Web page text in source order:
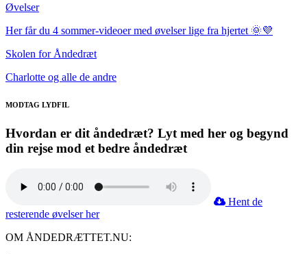
Øvelser
Her får du 4 sommer-videoer med øvelser lige fra hjertet 🌞💜
Skolen for Åndedræt
Charlotte og alle de andre
MODTAG LYDFIL
Hvordan er dit åndedræt? Lyt med her og begynd
din rejse mod et bedre åndedræt
Hent de
resterende øvelser her
OM ÅNDEDRÆTTET.NU: